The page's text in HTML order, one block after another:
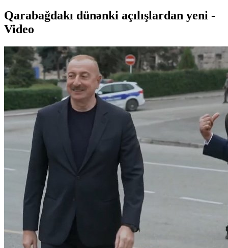
Qarabağdakı dünənki açılışlardan yeni -
Video